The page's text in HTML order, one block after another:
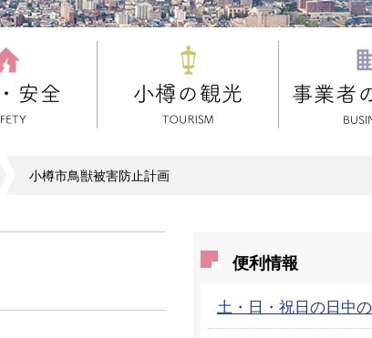
小樽市鳥獣被害防止計画
便利情報
土・日・祝日の日中